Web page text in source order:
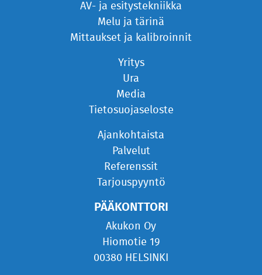
AV- ja esitystekniikka
Melu ja tärinä
Mittaukset ja kalibroinnit
Yritys
Ura
Media
Tietosuojaseloste
Ajankohtaista
Palvelut
Referenssit
Tarjouspyyntö
PÄÄKONTTORI
Akukon Oy
Hiomotie 19
00380 HELSINKI